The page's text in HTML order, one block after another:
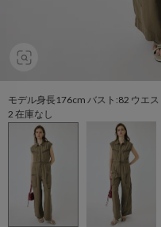
モデル身長176cm バスト:82 ウエ
2 在庫なし